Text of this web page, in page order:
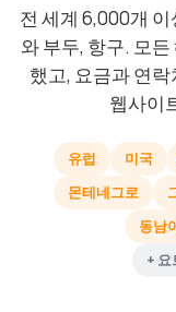
전 세계 6,000개
와 부두, 항구. 모
했고, 요금과 연
웹사이
유럽 미국
몬테네그로
동남
+